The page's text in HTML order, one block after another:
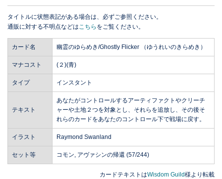
タイトルに状態表記がある場合は、必ずご参照ください。
通販に対する不明点などはこちら をご覧ください。
カード名 幽霊のゆらめき/Ghostly Flicker （ゆうれいのきらめき）
マナコスト (２)(青)
タイプ インスタント
テキスト
あなたがコントロールするアーティファクトやクリーチ
ャーや土地２つを対象とし、それらを追放し、その後そ
れらのカードをあなたのコントロール下で戦場に戻す。
イラスト Raymond Swanland
セット等 コモン, アヴァシンの帰還 (57/244)
カードテキストはWisdom Guild様より転載